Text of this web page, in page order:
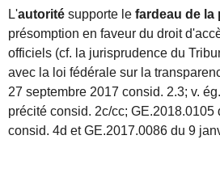
L'autorité supporte le fardeau de la
présomption en faveur du droit
officiels (cf. la jurisprudence du
avec la loi fédérale sur la
27 septembre 2017 consid. 2.3; v.
précité consid. 2c/cc; GE.2018.0105
consid. 4d et GE.2017.0086 du 9